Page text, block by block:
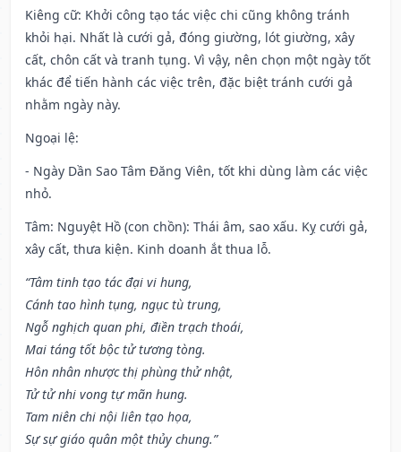
Kiêng cữ: Khởi công tạo tác việc chi cũng không tránh
khỏi hại. Nhất là cưới gả, đóng giường, lót giường, xây
cất, chôn cất và tranh tụng. Vì vậy, nên chọn một ngày tốt
khác để tiến hành các việc trên, đặc biệt tránh cưới gả
nhằm ngày này.
Ngoại lệ:
- Ngày Dần Sao Tâm Đăng Viên, tốt khi dùng làm các việc
nhỏ.
Tâm: Nguyệt Hồ (con chồn): Thái âm, sao xấu. Kỵ cưới gả,
xây cất, thưa kiện. Kinh doanh ắt thua lỗ.
“Tâm tinh tạo tác đại vi hung,
Cánh tao hình tụng, ngục tù trung,
Ngỗ nghịch quan phi, điền trạch thoái,
Mai táng tốt bộc tử tương tòng.
Hôn nhân nhược thị phùng thử nhật,
Tử tử nhi vong tự mãn hung.
Tam niên chi nội liên tạo họa,
Sự sự giáo quân một thủy chung.”